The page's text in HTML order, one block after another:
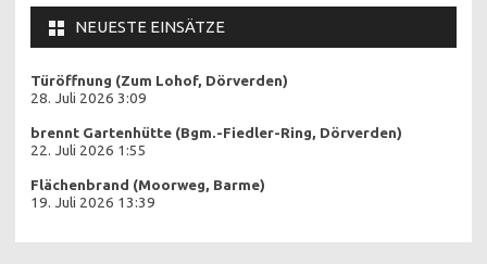
NEUESTE EINSÄTZE
Türöffnung (Zum Lohof, Dörverden)
28. Juli 2026 3:09
brennt Gartenhütte (Bgm.-Fiedler-Ring, Dörverden)
22. Juli 2026 1:55
Flächenbrand (Moorweg, Barme)
19. Juli 2026 13:39